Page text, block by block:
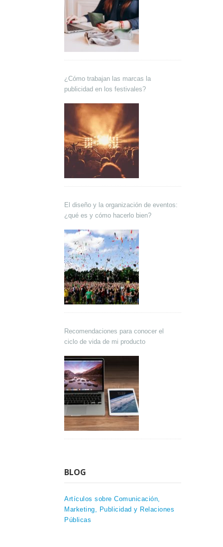
¿Cómo trabajan las marcas la
publicidad en los festivales?
El diseño y la organización de eventos:
¿qué es y cómo hacerlo bien?
Recomendaciones para conocer el
ciclo de vida de mi producto
BLOG
Artículos sobre Comunicación,
Marketing, Publicidad y Relaciones
Públicas